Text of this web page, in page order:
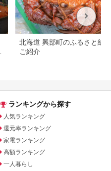
北海道 興部町のふるさと納
ご紹介
ランキングから探す
人気ランキング
還元率ランキング
家電ランキング
高額ランキング
一人暮らし